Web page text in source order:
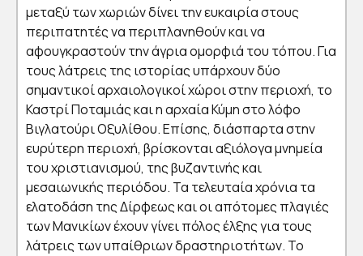
μεταξύ των χωριών δίνει την ευκαιρία στους
περιπατητές να περιπλανηθούν και να
αφουγκραστούν την άγρια ομορφιά του τόπου. Για
τους λάτρεις της ιστορίας υπάρχουν δύο
σημαντικοί αρχαιολογικοί χώροι στην περιοχή, το
Καστρί Ποταμιάς και η αρχαία Κύμη στο λόφο
Βιγλατούρι Οξυλίθου. Επίσης, διάσπαρτα στην
ευρύτερη περιοχή, βρίσκονται αξιόλογα μνημεία
του χριστιανισμού, της βυζαντινής και
μεσαιωνικής περιόδου. Τα τελευταία χρόνια τα
ελατοδάση της Δίρφεως και οι απότομες πλαγιές
των Μανικίων έχουν γίνει πόλος έλξης για τους
λάτρεις των υπαίθριων δραστηριοτήτων. Το